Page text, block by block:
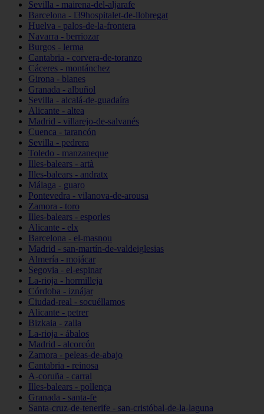
Sevilla - mairena-del-aljarafe
Barcelona - l39hospitalet-de-llobregat
Huelva - palos-de-la-frontera
Navarra - berriozar
Burgos - lerma
Cantabria - corvera-de-toranzo
Cáceres - montánchez
Girona - blanes
Granada - albuñol
Sevilla - alcalá-de-guadaíra
Alicante - altea
Madrid - villarejo-de-salvanés
Cuenca - tarancón
Sevilla - pedrera
Toledo - manzaneque
Illes-balears - artà
Illes-balears - andratx
Málaga - guaro
Pontevedra - vilanova-de-arousa
Zamora - toro
Illes-balears - esporles
Alicante - elx
Barcelona - el-masnou
Madrid - san-martín-de-valdeiglesias
Almería - mojácar
Segovia - el-espinar
La-rioja - hormilleja
Córdoba - iznájar
Ciudad-real - socuéllamos
Alicante - petrer
Bizkaia - zalla
La-rioja - ábalos
Madrid - alcorcón
Zamora - peleas-de-abajo
Cantabria - reinosa
A-coruña - carral
Illes-balears - pollença
Granada - santa-fe
Santa-cruz-de-tenerife - san-cristóbal-de-la-laguna